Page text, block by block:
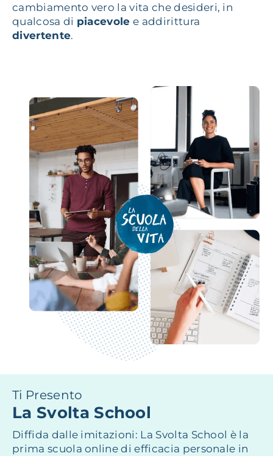
cambiamento vero la vita che desideri, in
qualcosa di piacevole e addirittura
divertente.
Ti Presento
La Svolta School
Diffida dalle imitazioni: La Svolta School è la
prima scuola online di efficacia personale in